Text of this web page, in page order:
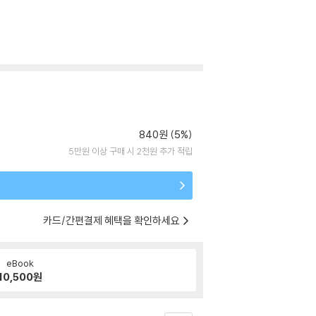
840원 (5%)
5만원 이상 구매 시 2천원 추가 적립
카드/간편결제 혜택을 확인하세요
eBook
원